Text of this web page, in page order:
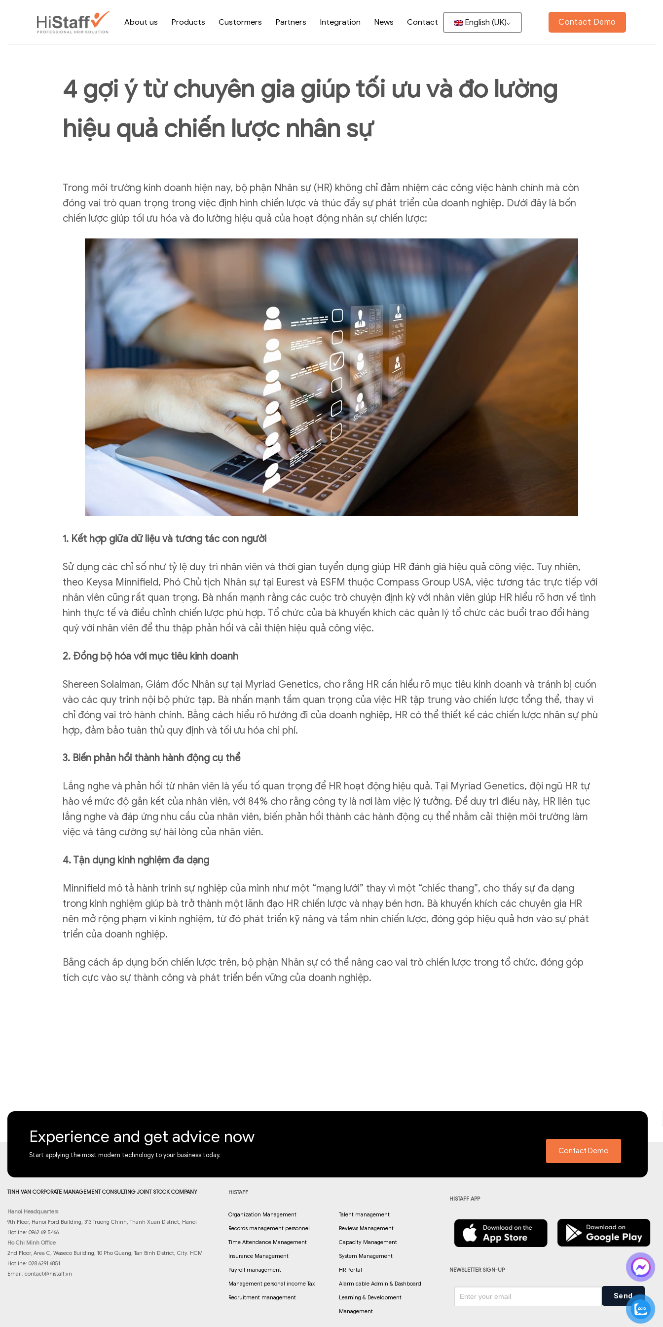
About us Products Custormers Partners Integration News Contact English (UK) Contact Demo
4 gợi ý từ chuyên gia giúp tối ưu và đo lường
hiệu quả chiến lược nhân sự
Trong môi trường kinh doanh hiện nay, bộ phận Nhân sự (HR) không chỉ đảm nhiệm các công việc hành chính mà còn
đóng vai trò quan trọng trong việc định hình chiến lược và thúc đẩy sự phát triển của doanh nghiệp. Dưới đây là bốn
chiến lược giúp tối ưu hóa và đo lường hiệu quả của hoạt động nhân sự chiến lược:​
1. Kết hợp giữa dữ liệu và tương tác con người
Sử dụng các chỉ số như tỷ lệ duy trì nhân viên và thời gian tuyển dụng giúp HR đánh giá hiệu quả công việc. Tuy nhiên,
theo Keysa Minnifield, Phó Chủ tịch Nhân sự tại Eurest và ESFM thuộc Compass Group USA, việc tương tác trực tiếp với
nhân viên cũng rất quan trọng. Bà nhấn mạnh rằng các cuộc trò chuyện định kỳ với nhân viên giúp HR hiểu rõ hơn về tình
hình thực tế và điều chỉnh chiến lược phù hợp. Tổ chức của bà khuyến khích các quản lý tổ chức các buổi trao đổi hàng
quý với nhân viên để thu thập phản hồi và cải thiện hiệu quả công việc.​
2. Đồng bộ hóa với mục tiêu kinh doanh
Shereen Solaiman, Giám đốc Nhân sự tại Myriad Genetics, cho rằng HR cần hiểu rõ mục tiêu kinh doanh và tránh bị cuốn
vào các quy trình nội bộ phức tạp. Bà nhấn mạnh tầm quan trọng của việc HR tập trung vào chiến lược tổng thể, thay vì
chỉ đóng vai trò hành chính. Bằng cách hiểu rõ hướng đi của doanh nghiệp, HR có thể thiết kế các chiến lược nhân sự phù
hợp, đảm bảo tuân thủ quy định và tối ưu hóa chi phí.​
3. Biến phản hồi thành hành động cụ thể
Lắng nghe và phản hồi từ nhân viên là yếu tố quan trọng để HR hoạt động hiệu quả. Tại Myriad Genetics, đội ngũ HR tự
hào về mức độ gắn kết của nhân viên, với 84% cho rằng công ty là nơi làm việc lý tưởng. Để duy trì điều này, HR liên tục
lắng nghe và đáp ứng nhu cầu của nhân viên, biến phản hồi thành các hành động cụ thể nhằm cải thiện môi trường làm
việc và tăng cường sự hài lòng của nhân viên.​
4. Tận dụng kinh nghiệm đa dạng
Minnifield mô tả hành trình sự nghiệp của mình như một “mạng lưới” thay vì một “chiếc thang”, cho thấy sự đa dạng
trong kinh nghiệm giúp bà trở thành một lãnh đạo HR chiến lược và nhạy bén hơn. Bà khuyến khích các chuyên gia HR
nên mở rộng phạm vi kinh nghiệm, từ đó phát triển kỹ năng và tầm nhìn chiến lược, đóng góp hiệu quả hơn vào sự phát
triển của doanh nghiệp.​
Bằng cách áp dụng bốn chiến lược trên, bộ phận Nhân sự có thể nâng cao vai trò chiến lược trong tổ chức, đóng góp
tích cực vào sự thành công và phát triển bền vững của doanh nghiệp.
Experience and get advice now
Start applying the most modern technology to your business today. Contact Demo
TINH VAN CORPORATE MANAGEMENT CONSULTING JOINT STOCK COMPANY
Hanoi Headquarters
9th Floor, Hanoi Ford Building, 313 Truong Chinh, Thanh Xuan District, Hanoi
Hotline: 0962 69 5466
Ho Chi Minh Office
2nd Floor, Area C, Waseco Building, 10 Pho Quang, Tan Binh District, City. HCM
Hotline: 028 6291 6851
Email: contact@histaff.vn
HISTAFF
Organization Management
Records management personnel
Time Attendance Management
Insurance Management
Payroll management
Management personal income Tax
Recruitment management
Talent management
Reviews Management
Capacity Management
System Management
HR Portal
Alarm cable Admin & Dashboard
Learning & Development
Management
HISTAFF APP
NEWSLETTER SIGN-UP
Send